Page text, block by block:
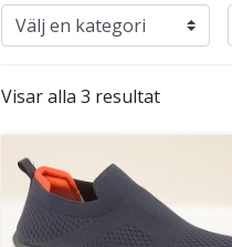
Visar alla 3 resultat